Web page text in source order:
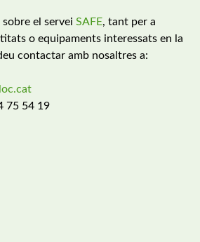
el servei SAFE, tant per a
o equipaments interessats en la
contactar amb nosaltres a:
75 54 19